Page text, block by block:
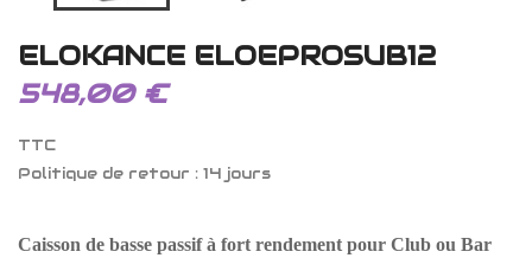
ELOKANCE ELOEPROSUB12
548,00 €
TTC
Politique de retour : 14 jours
Caisson de basse passif à fort rendement pour Club ou Bar